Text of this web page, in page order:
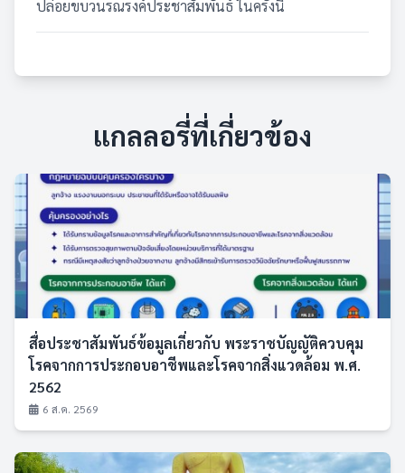
ปล่อยขบวนรณรงค์ประชาสัมพันธ์ ในครั้งนี้
แกลลอรี่ที่เกี่ยวข้อง
สื่อประชาสัมพันธ์ข้อมูลเกี่ยวกับ พระราชบัญญัติควบคุม
โรคจากการประกอบอาชีพและโรคจากสิ่งแวดล้อม พ.ศ.
2562
6 ส.ค. 2569